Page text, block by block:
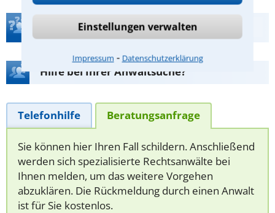
Einstellungen verwalten
Impressum ⁃ Datenschutzerklärung
Teste Dein Rechtswissen
Hilfe bei Ihrer Anwaltsuche?
Telefonhilfe Beratungsanfrage
Sie können hier Ihren Fall schildern. Anschließend
werden sich spezialisierte Rechtsanwälte bei
Ihnen melden, um das weitere Vorgehen
abzuklären. Die Rückmeldung durch einen Anwalt
ist für Sie kostenlos.